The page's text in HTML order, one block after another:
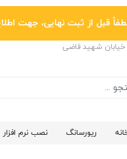
قبل از ثبت نهایی، جهت اطلاع از صحت
خیابان شهید قاضی
ریورسانگ نصب نرم افزار